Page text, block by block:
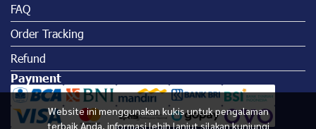
Website ini menggunakan kukis untuk pengalaman
terbaik Anda, informasi lebih lanjut silakan kunjungi
FAQ
Order Tracking
Refund
Payment